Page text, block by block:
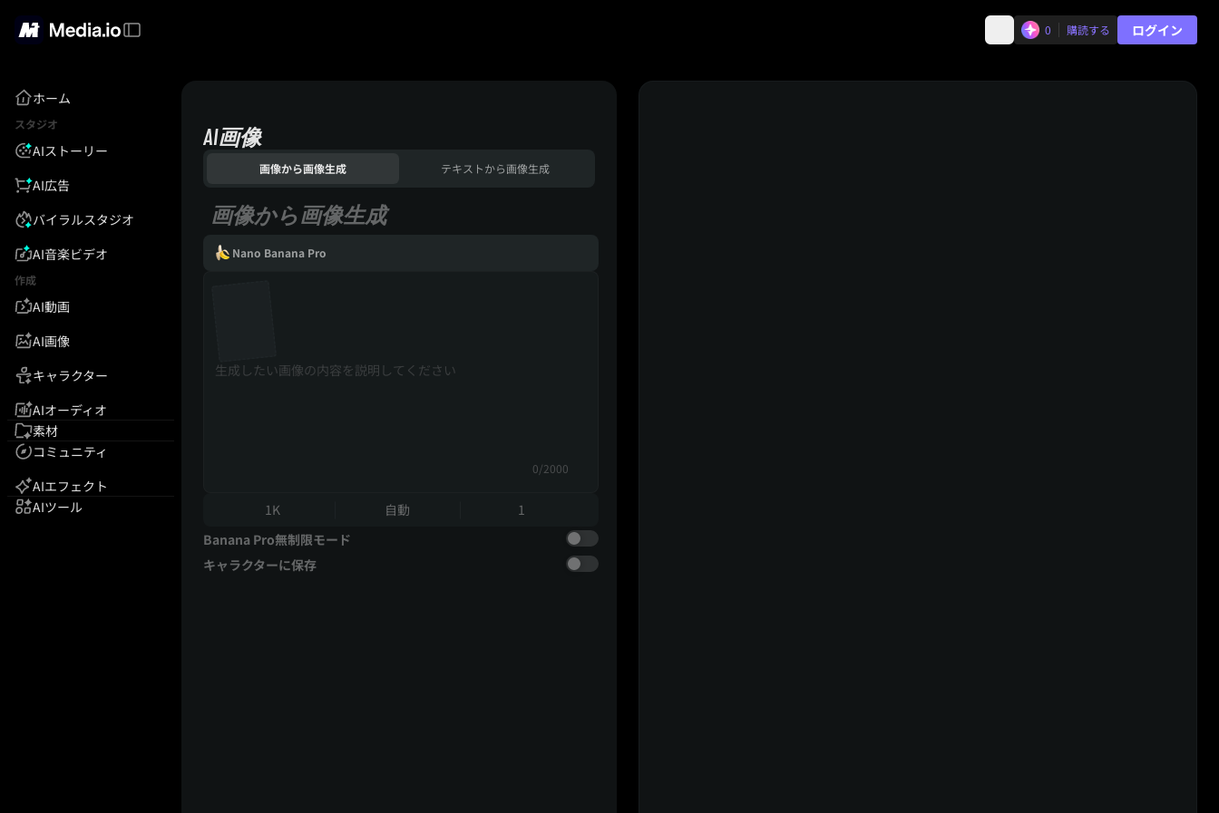
0 購読する ログイン
ホーム
スタジオ
AIストーリー
AI広告
バイラルスタジオ
AI音楽ビデオ
作成
AI動画
AI画像
キャラクター
AIオーディオ
素材
コミュニティ
AIエフェクト
AIツール
AI画像
画像から画像生成 テキストから画像生成
画像から画像生成
Nano Banana Pro
0/2000
1K 自動
1
Banana Pro無制限モード
キャラクターに保存